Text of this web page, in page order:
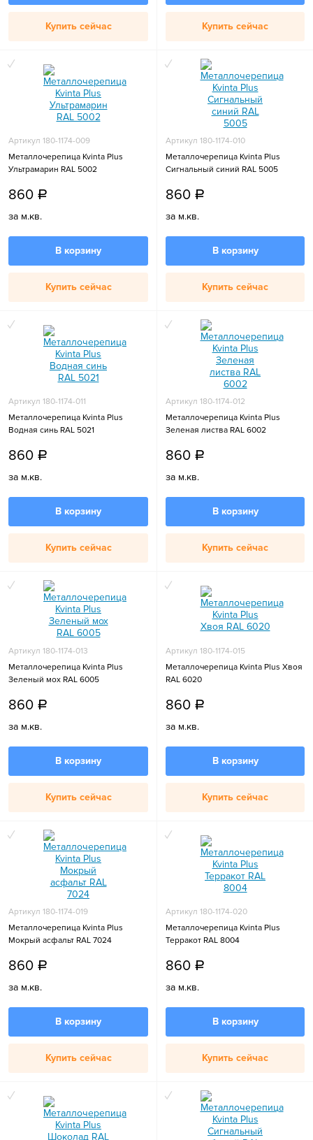
Купить сейчас Купить сейчас
Артикул 180-1174-009
Металлочерепица Kvinta Plus
Ультрамарин RAL 5002
Артикул 180-1174-010
Металлочерепица Kvinta Plus
Сигнальный синий RAL 5005
860 a
за м.кв.
860 a
за м.кв.
В корзину
Купить сейчас
В корзину
Купить сейчас
Артикул 180-1174-011
Металлочерепица Kvinta Plus
Водная синь RAL 5021
Артикул 180-1174-012
Металлочерепица Kvinta Plus
Зеленая листва RAL 6002
860 a
за м.кв.
860 a
за м.кв.
В корзину
Купить сейчас
В корзину
Купить сейчас
Артикул 180-1174-013
Металлочерепица Kvinta Plus
Зеленый мох RAL 6005
Артикул 180-1174-015
Металлочерепица Kvinta Plus Хвоя
RAL 6020
860 a
за м.кв.
860 a
за м.кв.
В корзину
Купить сейчас
В корзину
Купить сейчас
Артикул 180-1174-019
Металлочерепица Kvinta Plus
Мокрый асфальт RAL 7024
Артикул 180-1174-020
Металлочерепица Kvinta Plus
Терракот RAL 8004
860 a
за м.кв.
860 a
за м.кв.
В корзину
Купить сейчас
В корзину
Купить сейчас